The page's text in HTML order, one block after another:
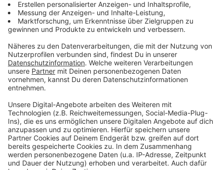
Details durch und stimmen Sie der
Nutzung des Service zu, um dieses
Video anzusehen.
Mehr Informationen
Akzeptieren
Management Platform
Offizielles Video
Anzeige
Anzeige